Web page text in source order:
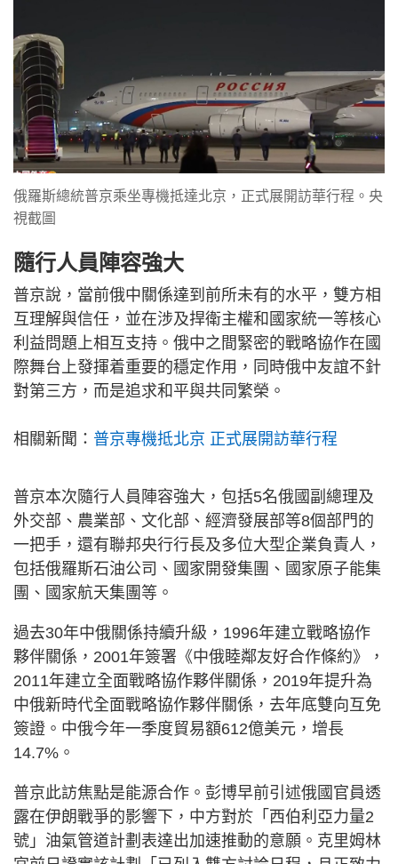
俄羅斯總統普京乘坐專機抵達北京，正式展開訪華行程。央
視截圖
隨行人員陣容強大
普京說，當前俄中關係達到前所未有的水平，雙方相
互理解與信任，並在涉及捍衛主權和國家統一等核心
利益問題上相互支持。俄中之間緊密的戰略協作在國
際舞台上發揮着重要的穩定作用，同時俄中友誼不針
對第三方，而是追求和平與共同繁榮。
相關新聞： 普京專機抵北京 正式展開訪華行程
普京本次隨行人員陣容強大，包括5名俄國副總理及
外交部、農業部、文化部、經濟發展部等8個部門的
一把手，還有聯邦央行行長及多位大型企業負責人，
包括俄羅斯石油公司、國家開發集團、國家原子能集
團、國家航天集團等。
過去30年中俄關係持續升級，1996年建立戰略協作
夥伴關係，2001年簽署《中俄睦鄰友好合作條約》，
2011年建立全面戰略協作夥伴關係，2019年提升為
中俄新時代全面戰略協作夥伴關係，去年底雙向互免
簽證。中俄今年一季度貿易額612億美元，增長
14.7%。
普京此訪焦點是能源合作。彭博早前引述俄國官員透
露在伊朗戰爭的影響下，中方對於「西伯利亞力量2
號」油氣管道計劃表達出加速推動的意願。克里姆林